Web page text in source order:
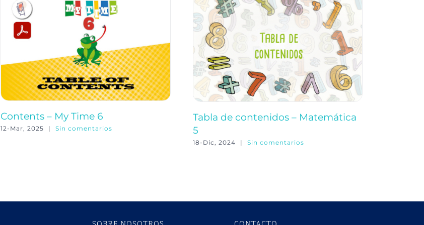
Contents – My Time 6
12-Mar, 2025 | Sin comentarios
Tabla de contenidos – Matemática
5
18-Dic, 2024 | Sin comentarios